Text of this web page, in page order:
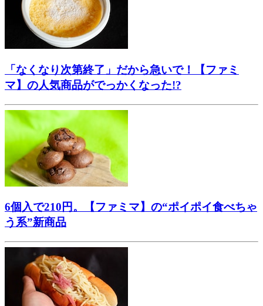
「なくなり次第終了」だから急いで！【ファミ
マ】の人気商品がでっかくなった!?
6個入で210円。【ファミマ】の“ポイポイ食べちゃ
う系”新商品